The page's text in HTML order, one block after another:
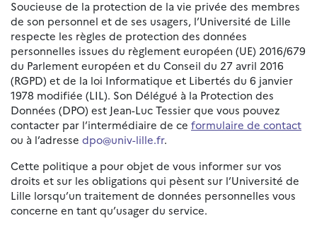
Soucieuse de la protection de la vie privée des membres
de son personnel et de ses usagers, l’Université de Lille
respecte les règles de protection des données
personnelles issues du règlement européen (UE) 2016/679
du Parlement européen et du Conseil du 27 avril 2016
(RGPD) et de la loi Informatique et Libertés du 6 janvier
1978 modifiée (LIL). Son Délégué à la Protection des
Données (DPO) est Jean-Luc Tessier que vous pouvez
contacter par l’intermédiaire de ce formulaire de contact
ou à l’adresse dpo@univ-lille.fr.
Cette politique a pour objet de vous informer sur vos
droits et sur les obligations qui pèsent sur l’Université de
Lille lorsqu’un traitement de données personnelles vous
concerne en tant qu’usager du service.